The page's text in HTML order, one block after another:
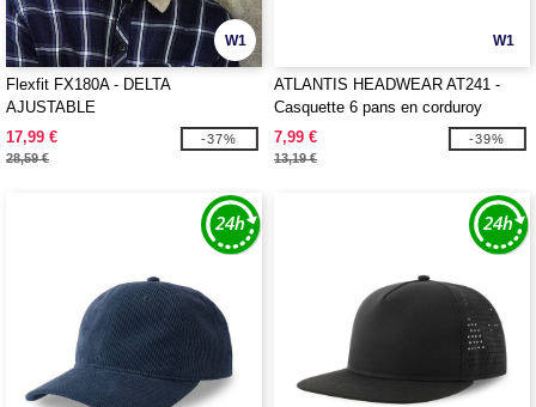
W1
Flexfit FX180A - DELTA
AJUSTABLE
17,99 €
28,59 €
-37%
W1
ATLANTIS HEADWEAR AT241 -
Casquette 6 pans en corduroy
recyclé
7,99 €
13,19 €
-39%